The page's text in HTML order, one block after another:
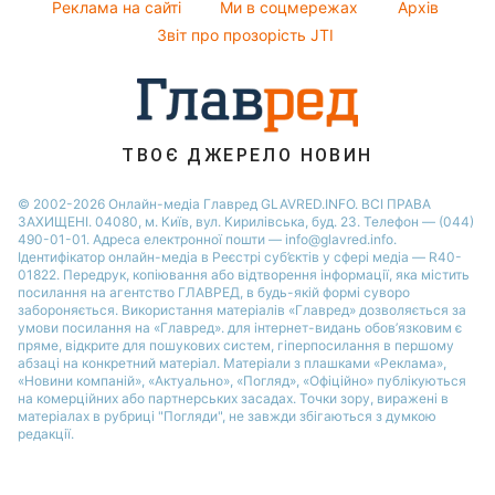
Новини Запоріжжя
Авто
Реклама на сайті
Ми в соцмережах
Архів
Звіт про прозорість JTI
ТВОЄ ДЖЕРЕЛО НОВИН
© 2002-2026 Онлайн-медіа Главред GLAVRED.INFO. ВСІ ПРАВА
ЗАХИЩЕНІ. 04080, м. Київ, вул. Кирилівська, буд. 23. Телефон — (044)
490-01-01. Адреса електронної пошти — info@glavred.info.
Ідентифікатор онлайн-медіа в Реєстрі суб’єктів у сфері медіа — R40-
01822. Передрук, копіювання або відтворення інформації, яка містить
посилання на агентство ГЛАВРЕД, в будь-якій формi суворо
забороняється. Використання матеріалів «Главред» дозволяється за
умови посилання на «Главред». для інтернет-видань обов’язковим є
пряме, відкрите для пошукових систем, гіперпосилання в першому
абзаці на конкретний матеріал. Матеріали з плашками «Реклама»,
«Новини компаній», «Актуально», «Погляд», «Офіційно» публікуються
на комерційних або партнерських засадах. Точки зору, виражені в
матеріалах в рубриці "Погляди", не завжди збігаються з думкою
редакції.